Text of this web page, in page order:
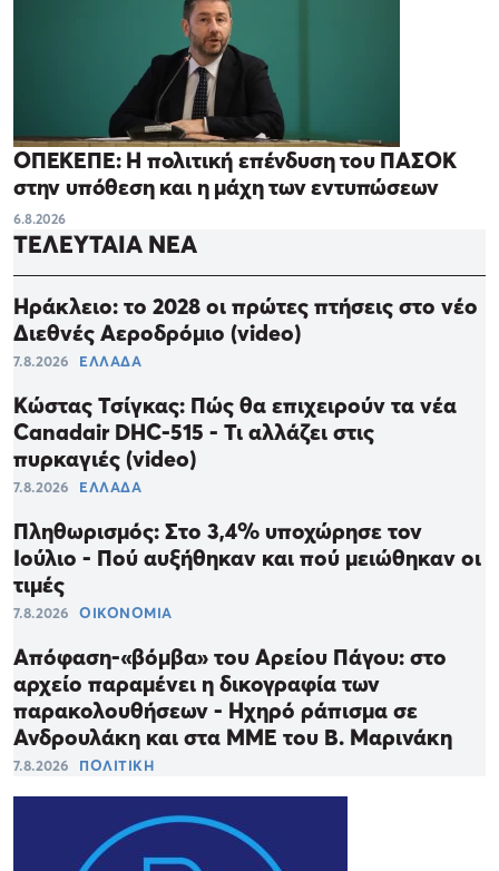
ΟΠΕΚΕΠΕ: Η πολιτική επένδυση του ΠΑΣΟΚ
στην υπόθεση και η μάχη των εντυπώσεων
6.8.2026
ΤΕΛΕΥΤΑΙΑ ΝΕΑ
Ηράκλειο: το 2028 οι πρώτες πτήσεις στο νέο
Διεθνές Αεροδρόμιο (video)
7.8.2026 ΕΛΛΑΔΑ
Κώστας Τσίγκας: Πώς θα επιχειρούν τα νέα
Canadair DHC-515 - Τι αλλάζει στις
πυρκαγιές (video)
7.8.2026 ΕΛΛΑΔΑ
Πληθωρισμός: Στο 3,4% υποχώρησε τον
Ιούλιο - Πού αυξήθηκαν και πού μειώθηκαν οι
τιμές
7.8.2026 ΟΙΚΟΝΟΜΙΑ
Απόφαση-«βόμβα» του Αρείου Πάγου: στο
αρχείο παραμένει η δικογραφία των
παρακολουθήσεων - Ηχηρό ράπισμα σε
Ανδρουλάκη και στα ΜΜΕ του Β. Μαρινάκη
7.8.2026 ΠΟΛΙΤΙΚΗ